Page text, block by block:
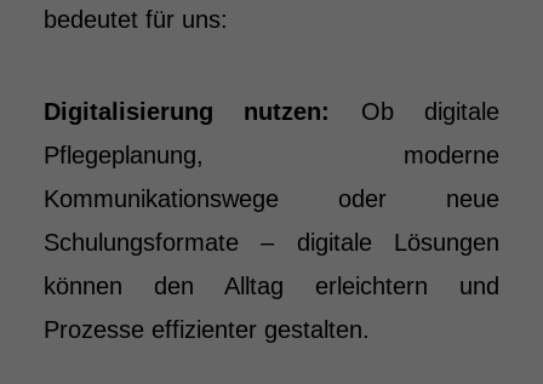
bedeutet für uns:
Digitalisierung nutzen:
Ob digitale
Pflegeplanung, moderne
Kommunikationswege oder neue
Schulungsformate – digitale Lösungen
können den Alltag erleichtern und
Prozesse effizienter gestalten.